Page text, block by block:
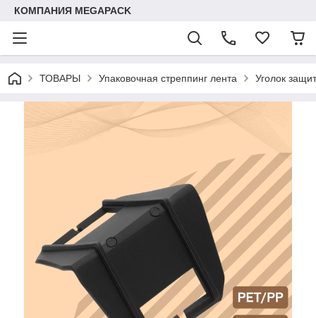
КОМПАНИЯ MEGAPACK
ТОВАРЫ Упаковочная стреппинг лента Уголок